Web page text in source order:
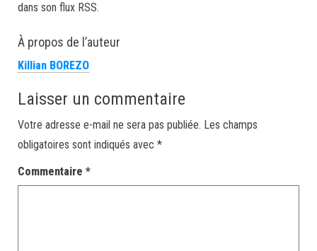
dans son flux RSS.
À propos de l’auteur
Killian BOREZO
Laisser un commentaire
Votre adresse e-mail ne sera pas publiée. Les champs
obligatoires sont indiqués avec *
Commentaire *